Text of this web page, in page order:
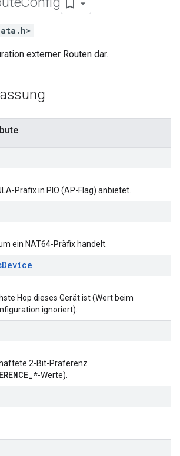
externer Routen dar.
Präfix in PIO (AP-Flag) anbietet.
ein NAT64-Präfix handelt.
Device
Hop dieses Gerät ist (Wert beim
ignoriert).
2-Bit-Präferenz
-Werte).